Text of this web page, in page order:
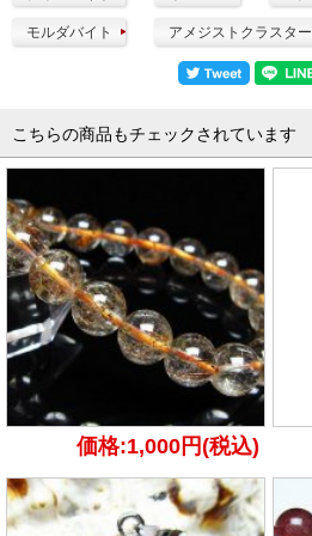
モルダバイト アメジストクラスター
こちらの商品もチェックされています
価格:1,000円(税込)